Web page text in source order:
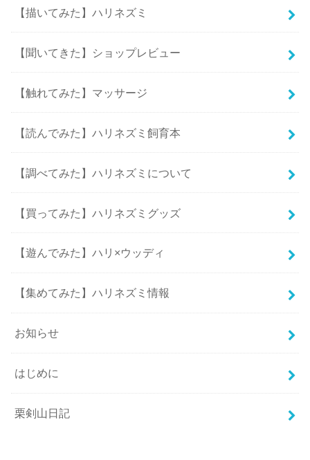
【描いてみた】ハリネズミ
【聞いてきた】ショップレビュー
【触れてみた】マッサージ
【読んでみた】ハリネズミ飼育本
【調べてみた】ハリネズミについて
【買ってみた】ハリネズミグッズ
【遊んでみた】ハリ×ウッディ
【集めてみた】ハリネズミ情報
お知らせ
はじめに
栗剣山日記